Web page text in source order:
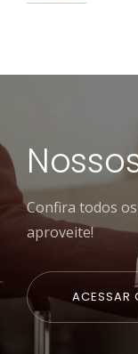
Confira todos
aproveite!
ACESSAR